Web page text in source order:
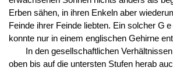
Erben sähen, in ihren Enkeln aber
Feinde ihrer Feinde liebten. Ein solcher
konnte nur in einem englischen Gehirne
In den gesellschaftlichen
oben bis auf die untersten Stufen herab